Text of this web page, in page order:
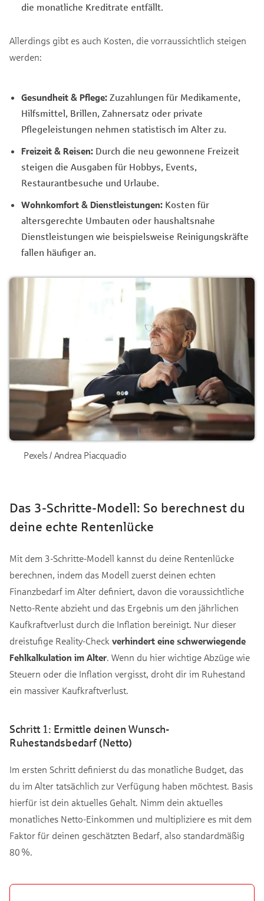
die monatliche Kreditrate entfällt.
Allerdings gibt es auch Kosten, die vorraussichtlich steigen
werden:
Gesundheit & Pflege: Zuzahlungen für Medikamente,
Hilfsmittel, Brillen, Zahnersatz oder private
Pflegeleistungen nehmen statistisch im Alter zu.
Freizeit & Reisen: Durch die neu gewonnene Freizeit
steigen die Ausgaben für Hobbys, Events,
Restaurantbesuche und Urlaube.
Wohnkomfort & Dienstleistungen: Kosten für
altersgerechte Umbauten oder haushaltsnahe
Dienstleistungen wie beispielsweise Reinigungskräfte
fallen häufiger an.
Pexels / Andrea Piacquadio
Das 3-Schritte-Modell: So berechnest du
deine echte Rentenlücke
Mit dem 3-Schritte-Modell kannst du deine Rentenlücke
berechnen, indem das Modell zuerst deinen echten
Finanzbedarf im Alter definiert, davon die voraussichtliche
Netto-Rente abzieht und das Ergebnis um den jährlichen
Kaufkraftverlust durch die Inflation bereinigt. Nur dieser
dreistufige Reality-Check verhindert eine schwerwiegende
Fehlkalkulation im Alter . Wenn du hier wichtige Abzüge wie
Steuern oder die Inflation vergisst, droht dir im Ruhestand
ein massiver Kaufkraftverlust.
Schritt 1: Ermittle deinen Wunsch-
Ruhestandsbedarf (Netto)
Im ersten Schritt definierst du das monatliche Budget, das
du im Alter tatsächlich zur Verfügung haben möchtest. Basis
hierfür ist dein aktuelles Gehalt. Nimm dein aktuelles
monatliches Netto-Einkommen und multipliziere es mit dem
Faktor für deinen geschätzten Bedarf, also standardmäßig
80 %.